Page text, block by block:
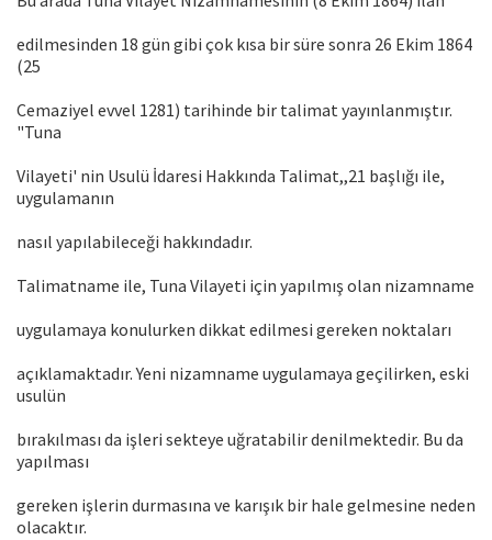
edilmesinden 18 gün gibi çok kısa bir süre sonra 26 Ekim 1864
(25
Cemaziyel evvel 1281) tarihinde bir talimat yayınlanmıştır.
"Tuna
Vilayeti' nin Usulü İdaresi Hakkında Talimat,,21 başlığı ile,
uygulamanın
nasıl yapılabileceği hakkındadır.
Talimatname ile, Tuna Vilayeti için yapılmış olan nizamname
uygulamaya konulurken dikkat edilmesi gereken noktaları
açıklamaktadır. Yeni nizamname uygulamaya geçilirken, eski
usulün
bırakılması da işleri sekteye uğratabilir denilmektedir. Bu da
yapılması
gereken işlerin durmasına ve karışık bir hale gelmesine neden
olacaktır.